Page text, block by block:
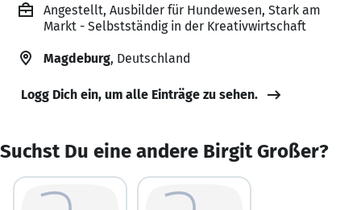
Angestellt, Ausbilder für Hundewesen, Stark am
Markt - Selbstständig in der Kreativwirtschaft
Magdeburg, Deutschland
Logg Dich ein, um alle Einträge zu sehen.
Suchst Du eine andere Birgit Großer?